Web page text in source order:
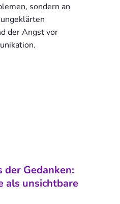
sondern an
der Angst vor
der Gedanken:
als unsichtbare